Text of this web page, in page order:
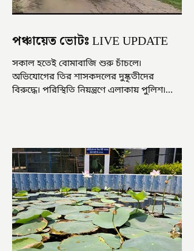
পঞ্চায়েত ভোটঃ LIVE UPDATE
সকাল হতেই বোমাবাজি শুরু চাঁচলে৷
অভিযোগের তির শাসকদলের দুষ্কৃতীদের
বিরুদ্ধে৷ পরিস্থিতি নিয়ন্ত্রণে এলাকায় পুলিশ৷